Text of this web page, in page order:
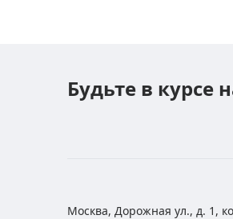
Будьте в курсе
Москва, Дорожная ул., д. 1,